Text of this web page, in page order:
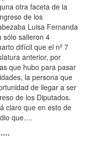
otra faceta de la
de los
Luisa Fernanda
sólo salieron 4
difícil que el nº 7
anterior, por
que hubo para pasar
la persona que
de llegar a ser
de los Diputados.
claro que en esto de
que….